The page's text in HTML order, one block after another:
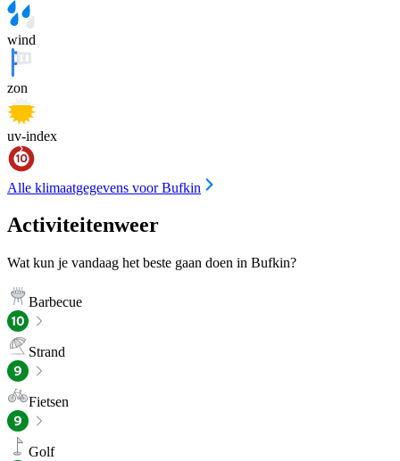
wind
zon
uv-index
Alle klimaatgegevens voor Bufkin
Activiteitenweer
Wat kun je vandaag het beste gaan doen in Bufkin?
Barbecue
Strand
Fietsen
Golf